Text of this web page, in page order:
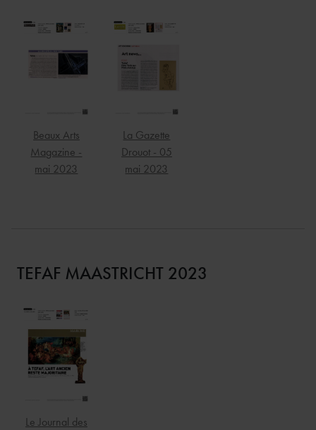
Beaux Arts
Magazine -
mai 2023
La Gazette
Drouot - 05
mai 2023
TEFAF MAASTRICHT 2023
Le Journal des